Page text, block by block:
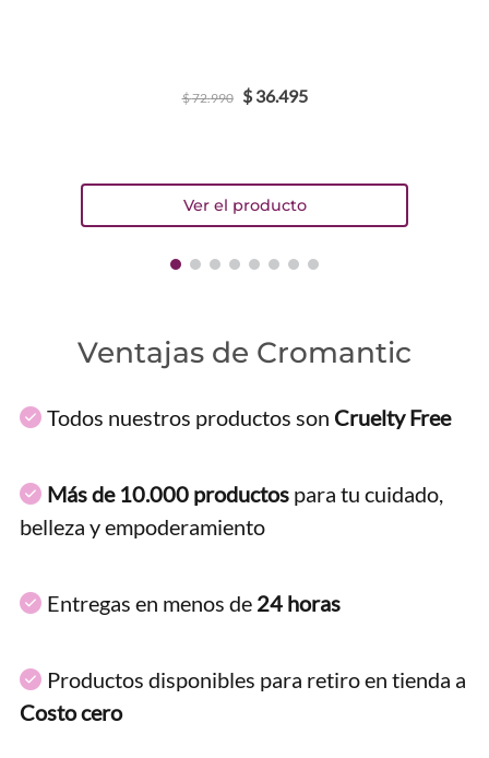
$72.990 $ 36.495
Ventajas de Cromantic
Todos nuestros productos son Cruelty Free
Más de 10.000 productos para tu cuidado,
belleza y empoderamiento
Entregas en menos de 24 horas
Productos disponibles para retiro en tienda a
Costo cero